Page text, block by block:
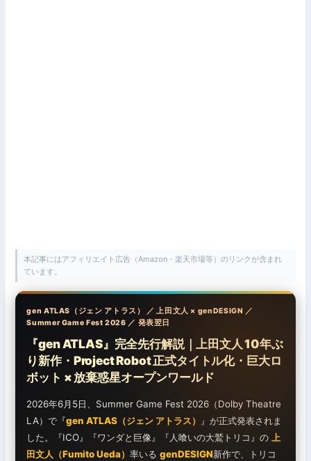
本記事にはアフィリエイト広告（Amazon・楽天市場等）のリンクが含まれ
ています。
gen ATLAS（ジェン アトラス） ／ 上田文人 × genDESIGN ／
Summer Game Fest 2026 ／ 発表翌日
『gen ATLAS』完全先行解説｜上田文人 10年ぶ
り新作・Project Robot 正式タイトル化・巨大ロ
ボット × 放棄惑星オープンワールド
2026年6月5日、Summer Game Fest 2026（Dolby Theatre
LA）で『gen ATLAS（ジェン アトラス）
』が正式発表されま
した。『ICO』『ワンダと巨像』『人喰いの大鷲トリコ』の
上
田文人（Fumito Ueda）率いるgenDESIGN新作で、トリコ